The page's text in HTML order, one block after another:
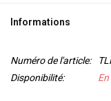
Informations
Numéro de l'article:
Disponibilité: